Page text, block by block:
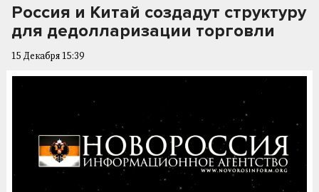
Россия и Китай создадут структуру
для дедолларизации торговли
15 Декабря 15:39